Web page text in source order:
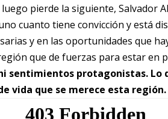
pierde la siguiente, Salvador
cuanto tiene convicción y está
y en las oportunidades que
que de fuerzas para estar en
sentimientos protagonistas. Lo
vida que se merece esta región.